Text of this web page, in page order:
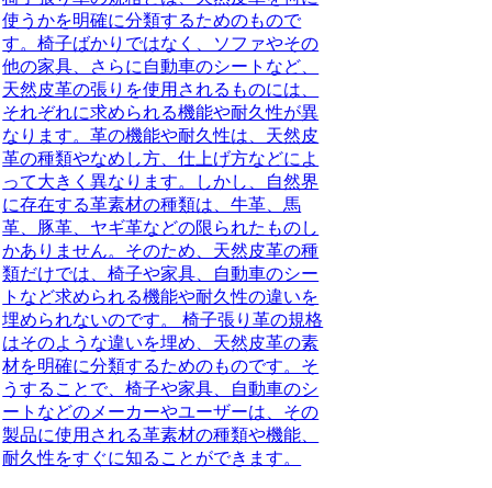
使うかを明確に分類するためのもので
す。椅子ばかりではなく、ソファやその
他の家具、さらに自動車のシートなど、
天然皮革の張りを使用されるものには、
それぞれに求められる機能や耐久性が異
なります。革の機能や耐久性は、天然皮
革の種類やなめし方、仕上げ方などによ
って大きく異なります。しかし、自然界
に存在する革素材の種類は、牛革、馬
革、豚革、ヤギ革などの限られたものし
かありません。そのため、天然皮革の種
類だけでは、椅子や家具、自動車のシー
トなど求められる機能や耐久性の違いを
埋められないのです。 椅子張り革の規格
はそのような違いを埋め、天然皮革の素
材を明確に分類するためのものです。そ
うすることで、椅子や家具、自動車のシ
ートなどのメーカーやユーザーは、その
製品に使用される革素材の種類や機能、
耐久性をすぐに知ることができます。